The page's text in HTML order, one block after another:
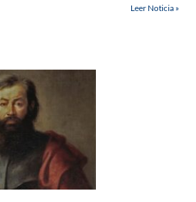
Leer Noticia »